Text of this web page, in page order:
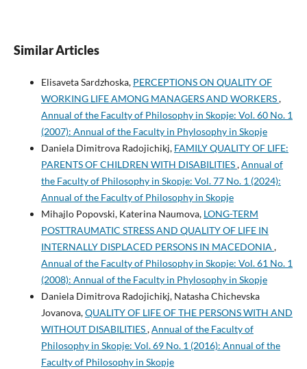
Similar Articles
Elisaveta Sardzhoska, PERCEPTIONS ON QUALITY OF
WORKING LIFE AMONG MANAGERS AND WORKERS,
Annual of the Faculty of Philosophy in Skopje: Vol. 60 No. 1
(2007): Annual of the Faculty in Phylosophy in Skopje
Daniela Dimitrova Radojichikj, FAMILY QUALITY OF LIFE:
PARENTS OF CHILDREN WITH DISABILITIES,Annual of
the Faculty of Philosophy in Skopje: Vol. 77 No. 1 (2024):
Annual of the Faculty of Philosophy in Skopje
Mihajlo Popovski, Katerina Naumova, LONG-TERM
POSTTRAUMATIC STRESS AND QUALITY OF LIFE IN
INTERNALLY DISPLACED PERSONS IN MACEDONIA ,
Annual of the Faculty of Philosophy in Skopje: Vol. 61 No. 1
(2008): Annual of the Faculty in Phylosophy in Skopje
Daniela Dimitrova Radojichikj, Natasha Chichevska
Jovanova,QUALITY OF LIFE OF THE PERSONS WITH AND
WITHOUT DISABILITIES,Annual of the Faculty of
Philosophy in Skopje: Vol. 69 No. 1 (2016): Annual of the
Faculty of Philosophy in Skopje